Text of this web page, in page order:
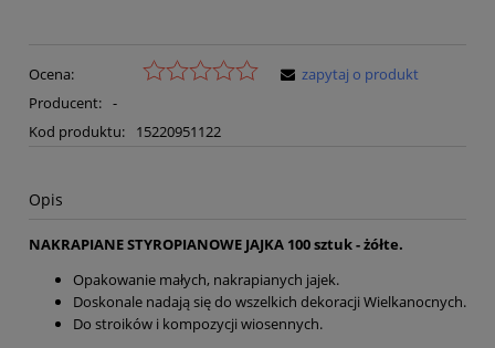
Ocena:
Producent: -
Kod produktu:
15220951122
zapytaj o produkt
Opis
NAKRAPIANE STYROPIANOWE JAJKA 100 sztuk - żółte.
Opakowanie małych, nakrapianych jajek.
Doskonale nadają się do wszelkich dekoracji Wielkanocnych.
Do stroików i kompozycji wiosennych.